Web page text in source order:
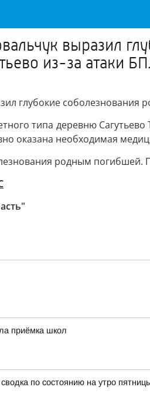
выразил
из-за атаки
глубокие
типа деревню
оказана необходимая
родным
приёмка школ
по состоянию на утро